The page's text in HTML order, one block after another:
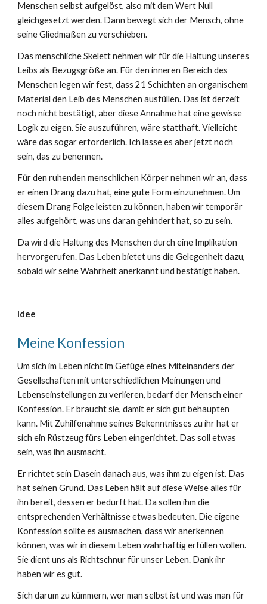
Menschen selbst aufgelöst, also mit dem Wert Null
gleichgesetzt werden. Dann bewegt sich der Mensch, ohne
seine Gliedmaßen zu verschieben.
Das menschliche Skelett nehmen wir für die Haltung unseres
Leibs als Bezugsgröße an. Für den inneren Bereich des
Menschen legen wir fest, dass 21 Schichten an organischem
Material den Leib des Menschen ausfüllen. Das ist derzeit
noch nicht bestätigt, aber diese Annahme hat eine gewisse
Logik zu eigen. Sie auszuführen, wäre statthaft. Vielleicht
wäre das sogar erforderlich. Ich lasse es aber jetzt noch
sein, das zu benennen.
Für den ruhenden menschlichen Körper nehmen wir an, dass
er einen Drang dazu hat, eine gute Form einzunehmen. Um
diesem Drang Folge leisten zu können, haben wir temporär
alles aufgehört, was uns daran gehindert hat, so zu sein.
Da wird die Haltung des Menschen durch eine Implikation
hervorgerufen. Das Leben bietet uns die Gelegenheit dazu,
sobald wir seine Wahrheit anerkannt und bestätigt haben.
Idee
Meine Konfession
Um sich im Leben nicht im Gefüge eines Miteinanders der
Gesellschaften mit unterschiedlichen Meinungen und
Lebenseinstellungen zu verlieren, bedarf der Mensch einer
Konfession. Er braucht sie, damit er sich gut behaupten
kann. Mit Zuhilfenahme seines Bekenntnisses zu ihr hat er
sich ein Rüstzeug fürs Leben eingerichtet. Das soll etwas
sein, was ihn ausmacht.
Er richtet sein Dasein danach aus, was ihm zu eigen ist. Das
hat seinen Grund. Das Leben hält auf diese Weise alles für
ihn bereit, dessen er bedurft hat. Da sollen ihm die
entsprechenden Verhältnisse etwas bedeuten. Die eigene
Konfession sollte es ausmachen, dass wir anerkennen
können, was wir in diesem Leben wahrhaftig erfüllen wollen.
Sie dient uns als Richtschnur für unser Leben. Dank ihr
haben wir es gut.
Sich darum zu kümmern, wer man selbst ist und was man für